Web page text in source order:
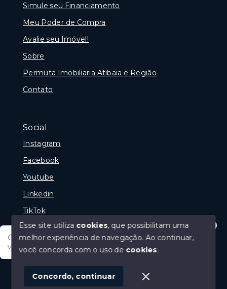
Simule seu Financiamento
Meu Poder de Compra
Avalie seu Imóvel!
Sobre
Permuta Imobiliaria Atibaia e Região
Contato
Social
Instagram
Facebook
Youtube
Linkedin
TikTok
© Copyright 2026 - Portal Melhor Oferta Imobiliaria -
SITE PARA IMOBILIARIA
Olá tudo bem posso te ajudar, tem um imóvel em
vista? Quer fazer a sua oferta?
Esse site utiliza cookies, que possibilitam uma
melhor experiência de navegação.Ao continuar,
você concorda com o uso de cookies.
Concordo, continuar